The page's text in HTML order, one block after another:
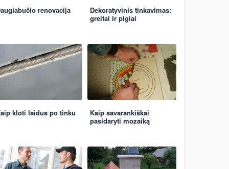
renovacija
Dekoratyvinis tinkavimas:
greitai ir pigiai
kloti laidus po tinku
Kaip savarankiškai
pasidaryti mozaiką